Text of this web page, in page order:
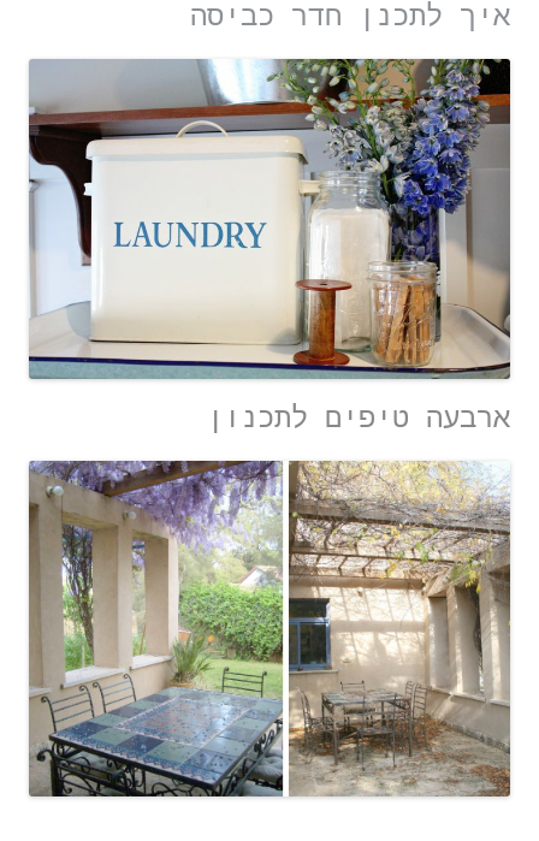
איך לתכנן חדר כביסה
ארבעה טיפים לתכנון